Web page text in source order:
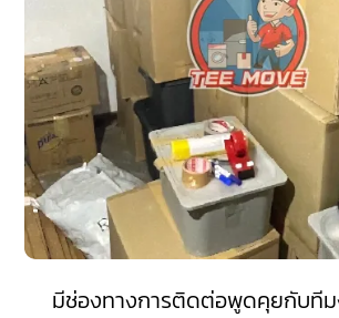
มีช่องทางการติดต่อพูดคุยกับทีม